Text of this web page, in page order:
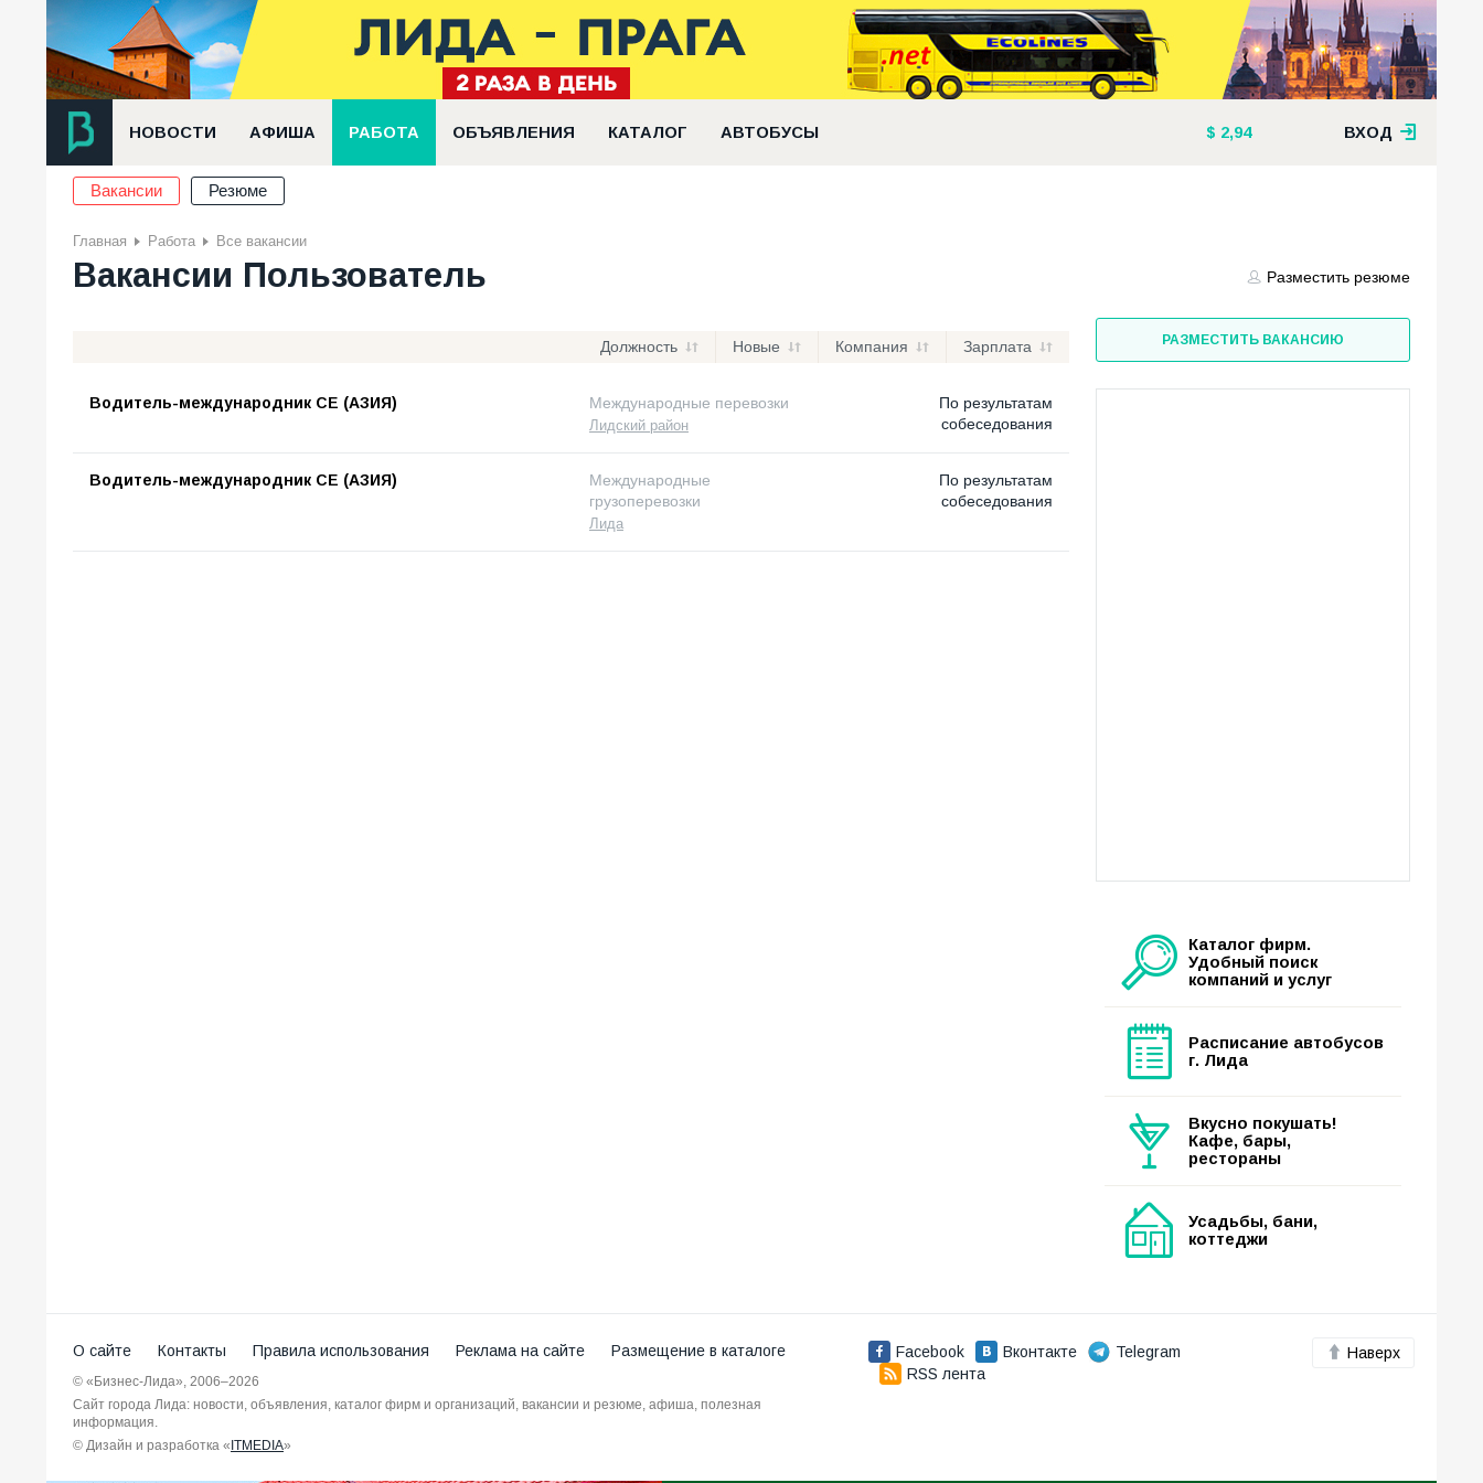
НОВОСТИ АФИША РАБОТА ОБЪЯВЛЕНИЯ КАТАЛОГ АВТОБУСЫ 2,94 ВХОД
Вакансии Резюме
Главная Работа Все вакансии
Вакансии Пользователь Разместить резюме
Должность Новые Компания Зарплата
Водитель-международник СЕ (АЗИЯ) Международные перевозки
Лидский район
По результатам
собеседования
Водитель-международник СЕ (АЗИЯ)
Международные
грузоперевозки
Лида
По результатам
собеседования
РАЗМЕСТИТЬ ВАКАНСИЮ
Каталог фирм.
Удобный поиск
компаний и услуг
Расписание автобусов
г. Лида
Вкусно покушать!
Кафе, бары,
рестораны
Усадьбы, бани,
коттеджи
О сайте Контакты Правила использования Реклама на сайте Размещение в каталоге
© «Бизнес-Лида», 2006–2026
Сайт города Лида: новости, объявления, каталог фирм и организаций, вакансии и резюме, афиша, полезная
информация.
© Дизайн и разработка « ITMEDIA»
Facebook Вконтакте
Telegram
RSS лента
Наверх